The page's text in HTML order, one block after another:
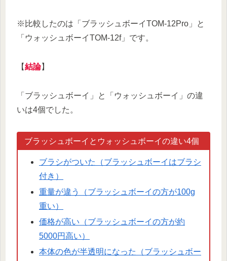
※比較したのは「ブラッシュボーイTOM-12Pro」と
「ウォッシュボーイTOM-12f」です。
【結論】
「ブラッシュボーイ」と「ウォッシュボーイ」の違
いは4個でした。
ブラッシュボーイとウォッシュボーイの違い4個
ブラシがついた（ブラッシュボーイはブラシ
付き）
重量が違う（ブラッシュボーイの方が100g
重い）
価格が高い（ブラッシュボーイの方が約
5000円高い）
本体の色が半透明になった（ブラッシュボー